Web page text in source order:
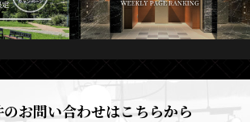
のお問い合わせはこちらから